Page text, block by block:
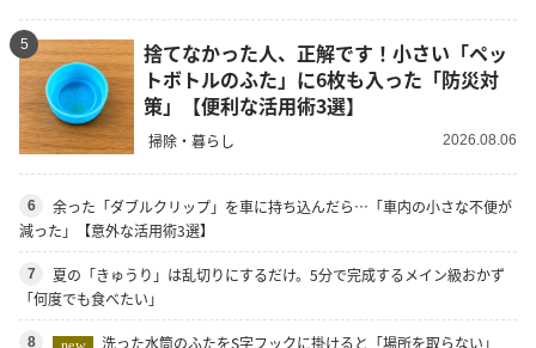
5
捨てなかった人、正解です！小さい「ペッ
トボトルのふた」に6枚も入った「防災対
策」【便利な活用術3選】
掃除・暮らし 2026.08.06
6
余った「ダブルクリップ」を車に持ち込んだら…「車内の小さな不便が
減った」【意外な活用術3選】
7
夏の「きゅうり」は乱切りにするだけ。5分で完成するメイン級おかず
「何度でも食べたい」
8
洗った水筒のふたをS字フックに掛けると「場所を取らない」